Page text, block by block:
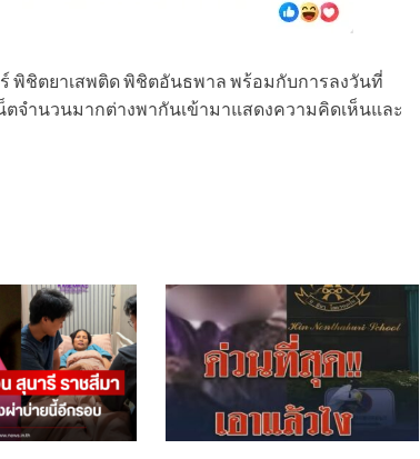
พิชิตยาเสพติด พิชิตอันธพาล พร้อมกับการลงวันที่
จำนวนมากต่างพากันเข้ามาแสดงความคิดเห็นและ